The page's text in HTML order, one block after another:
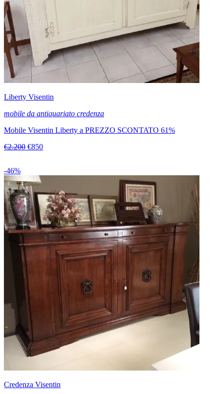
Liberty Visentin
mobile da antiquariato credenza
Mobile Visentin Liberty a PREZZO SCONTATO 61%
€2.200 €850
-46%
Credenza Visentin